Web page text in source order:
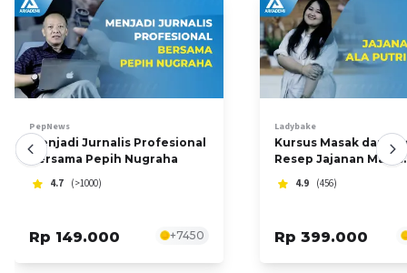
PepNews
Menjadi Jurnalis Profesional
bersama Pepih Nugraha
4.7
(>1000)
Rp 149.000 +7450
Ladybake
Kursus Masak dan
Resep Jajanan Manis
Kekinian Bersama
Habibie
4.9 (456)
Rp 399.000